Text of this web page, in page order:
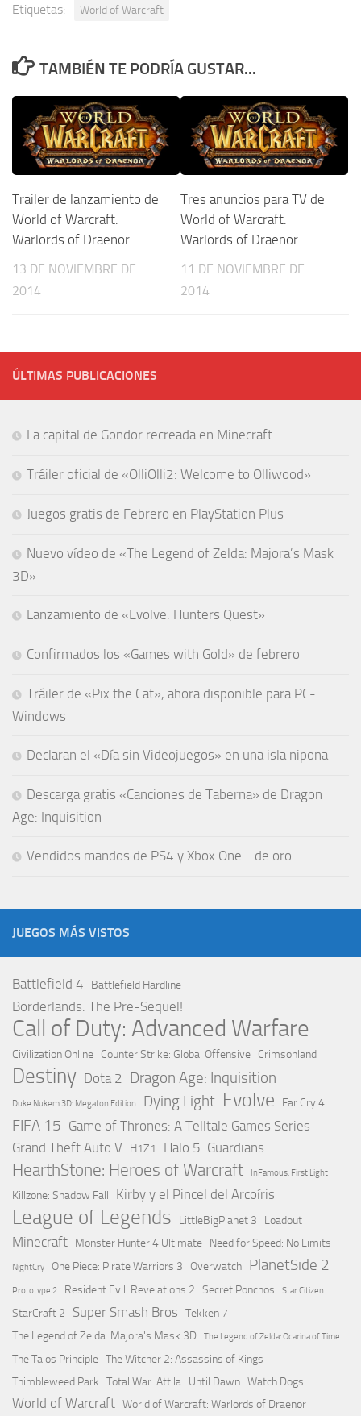
Etiquetas: World of Warcraft
TAMBIÉN TE PODRÍA GUSTAR...
Trailer de lanzamiento de
World of Warcraft:
Warlords of Draenor
13 DE NOVIEMBRE DE
2014
Tres anuncios para TV de
World of Warcraft:
Warlords of Draenor
11 DE NOVIEMBRE DE
2014
ÚLTIMAS PUBLICACIONES
La capital de Gondor recreada en Minecraft
Tráiler oficial de «OlliOlli2: Welcome to Olliwood»
Juegos gratis de Febrero en PlayStation Plus
Nuevo vídeo de «The Legend of Zelda: Majora’s Mask
3D»
Lanzamiento de «Evolve: Hunters Quest»
Confirmados los «Games with Gold» de febrero
Tráiler de «Pix the Cat», ahora disponible para PC-
Windows
Declaran el «Día sin Videojuegos» en una isla nipona
Descarga gratis «Canciones de Taberna» de Dragon
Age: Inquisition
Vendidos mandos de PS4 y Xbox One… de oro
JUEGOS MÁS VISTOS
Battlefield 4 Battlefield Hardline
Borderlands: The Pre-Sequel!
Call of Duty: Advanced Warfare
Civilization Online Counter Strike: Global Offensive Crimsonland
Destiny Dota 2 Dragon Age: Inquisition
Duke Nukem 3D: Megaton Edition Dying Light Evolve Far Cry 4
FIFA 15 Game of Thrones: A Telltale Games Series
Grand Theft Auto V H1Z1 Halo 5: Guardians
HearthStone: Heroes of Warcraft InFamous: First Light
Killzone: Shadow Fall Kirby y el Pincel del Arcoíris
League of Legends LittleBigPlanet 3 Loadout
Minecraft Monster Hunter 4 Ultimate Need for Speed: No Limits
NightCry One Piece: Pirate Warriors 3 Overwatch PlanetSide 2
Prototype 2 Resident Evil: Revelations 2 Secret Ponchos Star Citizen
StarCraft 2 Super Smash Bros Tekken 7
The Legend of Zelda: Majora's Mask 3D
The Legend of Zelda: Ocarina of Time
The Talos Principle The Witcher 2: Assassins of Kings
Thimbleweed Park Total War: Attila Until Dawn Watch Dogs
World of Warcraft World of Warcraft: Warlords of Draenor